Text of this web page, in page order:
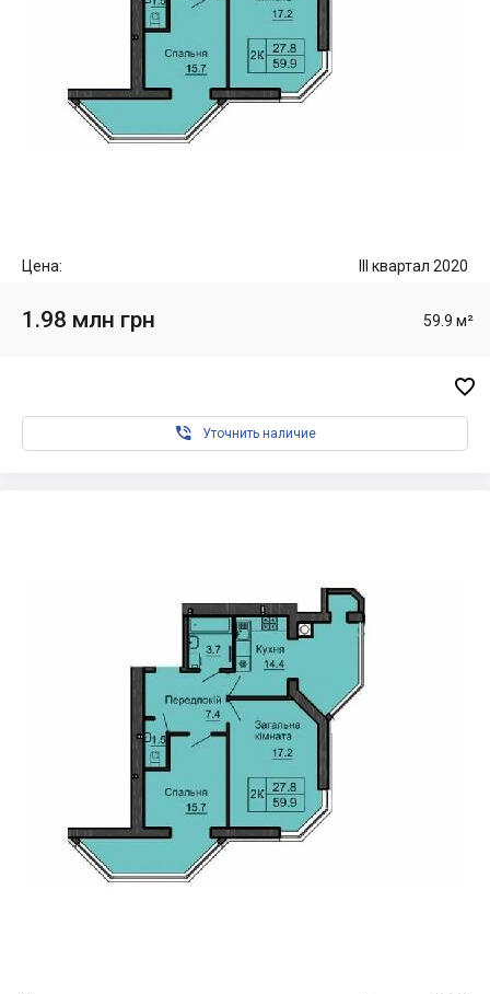
Цена: III квартал 2020
1.98 млн грн 59.9 м²

 Уточнить наличие